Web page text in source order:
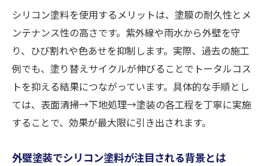
選定
シリコン塗料のメリット・デメリットを正直レ
ビュー
外壁塗装で使うシリコン塗料のメリット総
まとめ
シリコン塗料のデメリットを外壁塗装の視
外壁塗装におけるシリコン塗料の長所と短
シリコン塗料を使用するメリットは、塗膜の耐久性とメ
ンテナンス性の高さです。紫外線や雨水から外壁を守
り、ひび割れや色あせを抑制します。実際、過去の施工
例でも、塗り替えサイクルが伸びることでトータルコス
トを抑える結果につながっています。具体的な手順とし
ては、表面清掃→下地処理→塗装の各工程を丁寧に実施
することで、効果が最大限に引き出されます。
外壁塗装でシリコン塗料が注目される背景とは